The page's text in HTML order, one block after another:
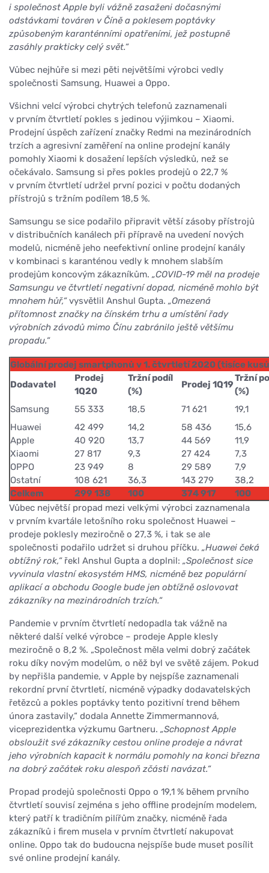
i společnost Apple byli vážně zasaženi dočasnými
odstávkami továren v Číně a poklesem poptávky
způsobeným karanténními opatřeními, jež postupně
zasáhly prakticky celý svět.“
Vůbec nejhůře si mezi pěti největšími výrobci vedly
společnosti Samsung, Huawei a Oppo.
Všichni velcí výrobci chytrých telefonů zaznamenali
v prvním čtvrtletí pokles s jedinou výjimkou – Xiaomi.
Prodejní úspěch zařízení značky Redmi na mezinárodních
trzích a agresivní zaměření na online prodejní kanály
pomohly Xiaomi k dosažení lepších výsledků, než se
očekávalo. Samsung si přes pokles prodejů o 22,7 %
v prvním čtvrtletí udržel první pozici v počtu dodaných
přístrojů s tržním podílem 18,5 %.
Samsungu se sice podařilo připravit větší zásoby přístrojů
v distribučních kanálech při přípravě na uvedení nových
modelů, nicméně jeho neefektivní online prodejní kanály
v kombinaci s karanténou vedly k mnohem slabším
prodejům koncovým zákazníkům. „COVID-19 měl na prodeje
Samsungu ve čtvrtletí negativní dopad, nicméně mohlo být
mnohem hůř,“vysvětlil Anshul Gupta. „Omezená
přítomnost značky na čínském trhu a umístění řady
výrobních závodů mimo Čínu zabránilo ještě většímu
propadu.“
Globální prodej smartphonů v 1. čtvrtletí 2020 (tisíce
Dodavatel
Prodej
1Q20
Tržní podíl
(%)
Prodej 1Q19
Tržní
(%)
Samsung
55 333 18,5 71 621
19,1
Huawei
42 499 14,2 58 436
15,6
Apple
40 920 13,7 44 569
11,9
Xiaomi
27 817 9,3 27 424
7,3
OPPO
23 949 8 29 589
7,9
Ostatní
108 621 36,3 143 279
38,2
Celkem
299 138 100 374 917
100
Vůbec největší propad mezi velkými výrobci zaznamenala
v prvním kvartále letošního roku společnost Huawei –
prodeje poklesly meziročně o 27,3 %, i tak se ale
společnosti podařilo udržet si druhou příčku. „Huawei čeká
obtížný rok,“řekl Anshul Gupta a doplnil: „Společnost sice
vyvinula vlastní ekosystém HMS, nicméně bez populární
aplikací a obchodu Google bude jen obtížně oslovovat
zákazníky na mezinárodních trzích.“
Pandemie v prvním čtvrtletí nedopadla tak vážně na
některé další velké výrobce – prodeje Apple klesly
meziročně o 8,2 %. „Společnost měla velmi dobrý začátek
roku díky novým modelům, o něž byl ve světě zájem. Pokud
by nepřišla pandemie, v Apple by nejspíše zaznamenali
rekordní první čtvrtletí, nicméně výpadky dodavatelských
řetězců a pokles poptávky tento pozitivní trend během
února zastavily,“ dodala Annette Zimmermannová,
viceprezidentka výzkumu Gartneru. „Schopnost Apple
obsloužit své zákazníky cestou online prodeje a návrat
jeho výrobních kapacit k normálu pomohly na konci března
na dobrý začátek roku alespoň zčásti navázat.“
Propad prodejů společnosti Oppo o 19,1 % během prvního
čtvrtletí souvisí zejména s jeho offline prodejním modelem,
který patří k tradičním pilířům značky, nicméně řada
zákazníků i firem musela v prvním čtvrtletí nakupovat
online. Oppo tak do budoucna nejspíše bude muset posílit
své online prodejní kanály.